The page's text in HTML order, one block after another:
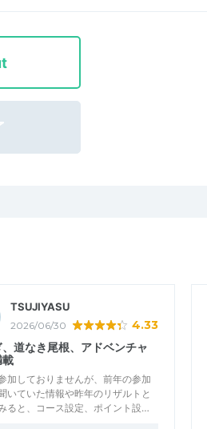
TSUJIYASU
2026/06/30 4.33
道なき尾根、アドベンチャ
載
加しておりませんが、前年の参加
いていた情報や昨年のリザルトと
ると、コース設定、ポイント設…